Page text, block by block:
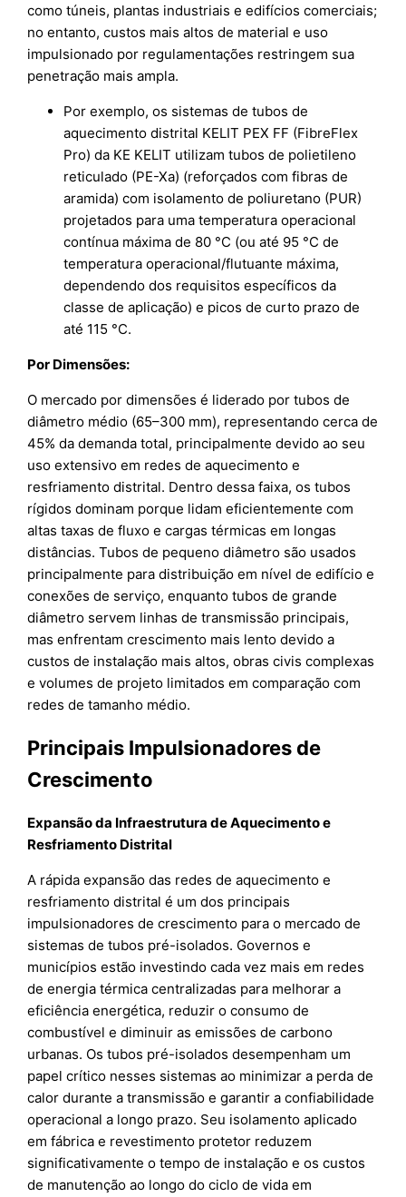
como túneis, plantas industriais e edifícios comerciais;
no entanto, custos mais altos de material e uso
impulsionado por regulamentações restringem sua
penetração mais ampla.
Por exemplo, os sistemas de tubos de
aquecimento distrital KELIT PEX FF (FibreFlex
Pro) da KE KELIT utilizam tubos de polietileno
reticulado (PE-Xa) (reforçados com fibras de
aramida) com isolamento de poliuretano (PUR)
projetados para uma temperatura operacional
contínua máxima de 80 °C (ou até 95 °C de
temperatura operacional/flutuante máxima,
dependendo dos requisitos específicos da
classe de aplicação) e picos de curto prazo de
até 115 °C.
Por Dimensões:
O mercado por dimensões é liderado por tubos de
diâmetro médio (65–300 mm), representando cerca de
45% da demanda total, principalmente devido ao seu
uso extensivo em redes de aquecimento e
resfriamento distrital. Dentro dessa faixa, os tubos
rígidos dominam porque lidam eficientemente com
altas taxas de fluxo e cargas térmicas em longas
distâncias. Tubos de pequeno diâmetro são usados
principalmente para distribuição em nível de edifício e
conexões de serviço, enquanto tubos de grande
diâmetro servem linhas de transmissão principais,
mas enfrentam crescimento mais lento devido a
custos de instalação mais altos, obras civis complexas
e volumes de projeto limitados em comparação com
redes de tamanho médio.
Principais Impulsionadores de
Crescimento
Expansão da Infraestrutura de Aquecimento e
Resfriamento Distrital
A rápida expansão das redes de aquecimento e
resfriamento distrital é um dos principais
impulsionadores de crescimento para o mercado de
sistemas de tubos pré-isolados. Governos e
municípios estão investindo cada vez mais em redes
de energia térmica centralizadas para melhorar a
eficiência energética, reduzir o consumo de
combustível e diminuir as emissões de carbono
urbanas. Os tubos pré-isolados desempenham um
papel crítico nesses sistemas ao minimizar a perda de
calor durante a transmissão e garantir a confiabilidade
operacional a longo prazo. Seu isolamento aplicado
em fábrica e revestimento protetor reduzem
significativamente o tempo de instalação e os custos
de manutenção ao longo do ciclo de vida em